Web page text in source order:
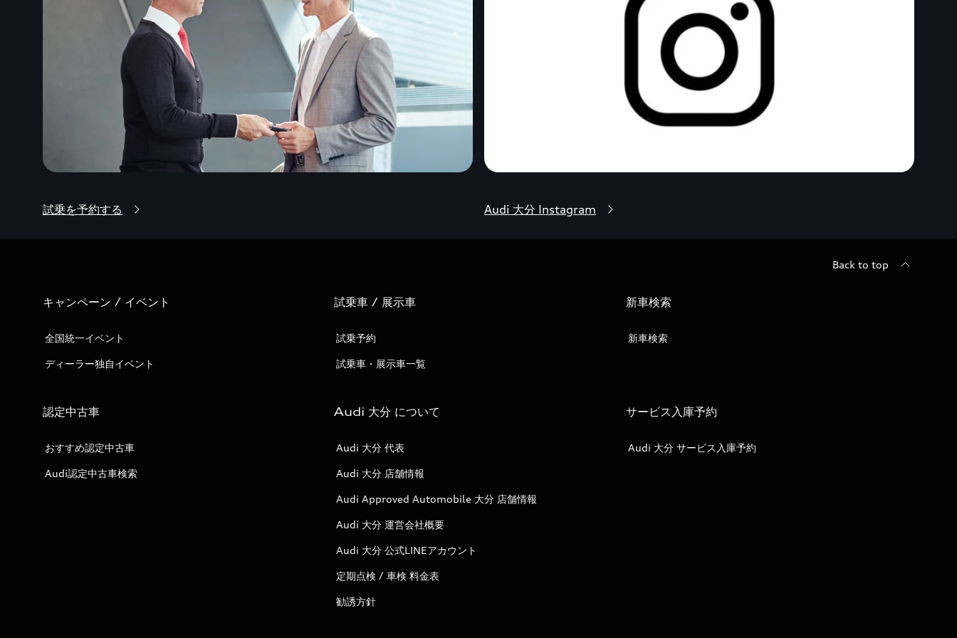
試乗を予約する Audi 大分 Instagram
Back to top
キャンペーン / イベント
全国統一イベント
ディーラー独自イベント
試乗車 / 展示車
試乗予約
試乗車・展示車一覧
新車検索
新車検索
認定中古車
おすすめ認定中古車
Audi認定中古車検索
Audi 大分 について
Audi 大分 代表
Audi 大分 店舗情報
Audi Approved Automobile 大分 店舗情報
Audi 大分 運営会社概要
Audi 大分 公式LINEアカウント
定期点検 / 車検 料金表
勧誘方針
サービス入庫予約
Audi 大分 サービス入庫予約